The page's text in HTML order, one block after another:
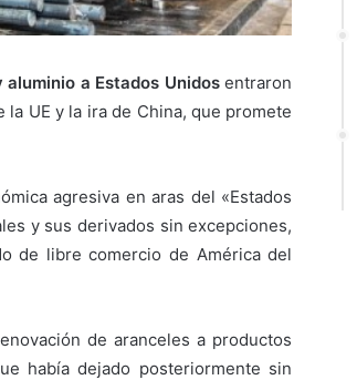
a Estados Unidosentraron
UE y la ira de China, que promete
agresiva en aras del «Estados
y sus derivados sin excepciones,
de libre comercio de América del
de aranceles a productos
había dejado posteriormente sin